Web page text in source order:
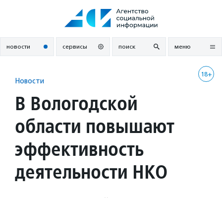
новости сервисы поиск меню
18+
Новости
В Вологодской
области повышают
эффективность
деятельности НКО